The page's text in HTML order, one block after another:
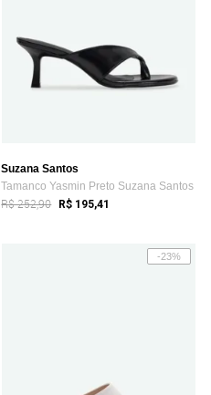
Suzana Santos
Tamanco Yasmin Preto Suzana Santos
R$ 252,90 R$ 195,41
-23%